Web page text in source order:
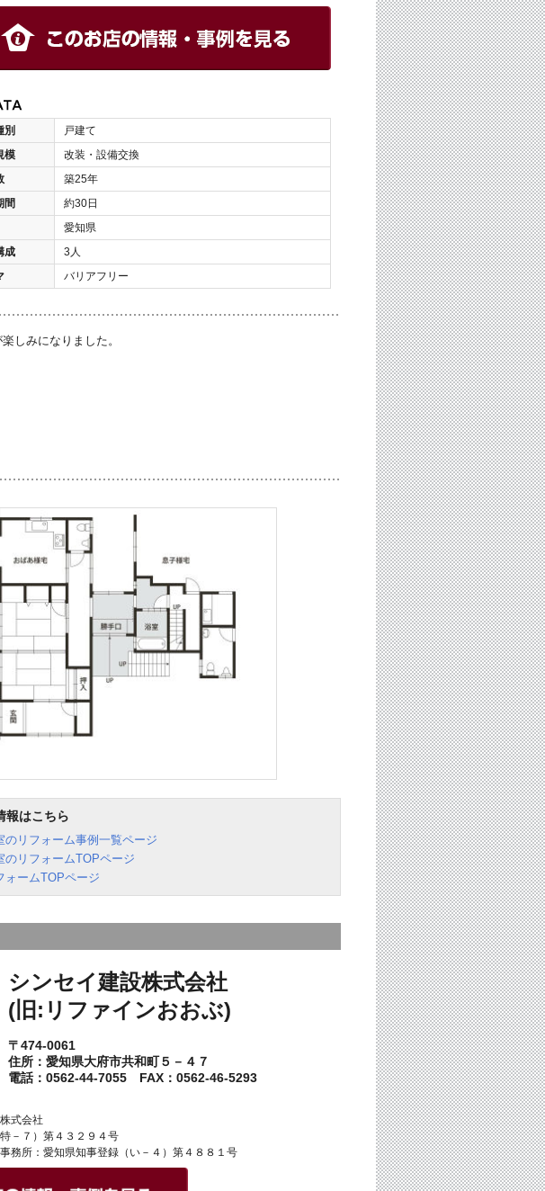
別
戸建て
模
改装・設備交換
築25年
間
約30日
愛知県
成
3人
バリアフリー
しみになりました。
報はこちら
のリフォーム事例一覧ページ
のリフォームTOPページ
ォームTOPページ
シンセイ建設株式会社
(旧:リファインおおぶ)
〒474-0061
住所：愛知県大府市共和町５－４７
電話：0562-44-7055 FAX：0562-46-5293
式会社
－７）第４３２９４号
務所：愛知県知事登録（い－４）第４８８１号